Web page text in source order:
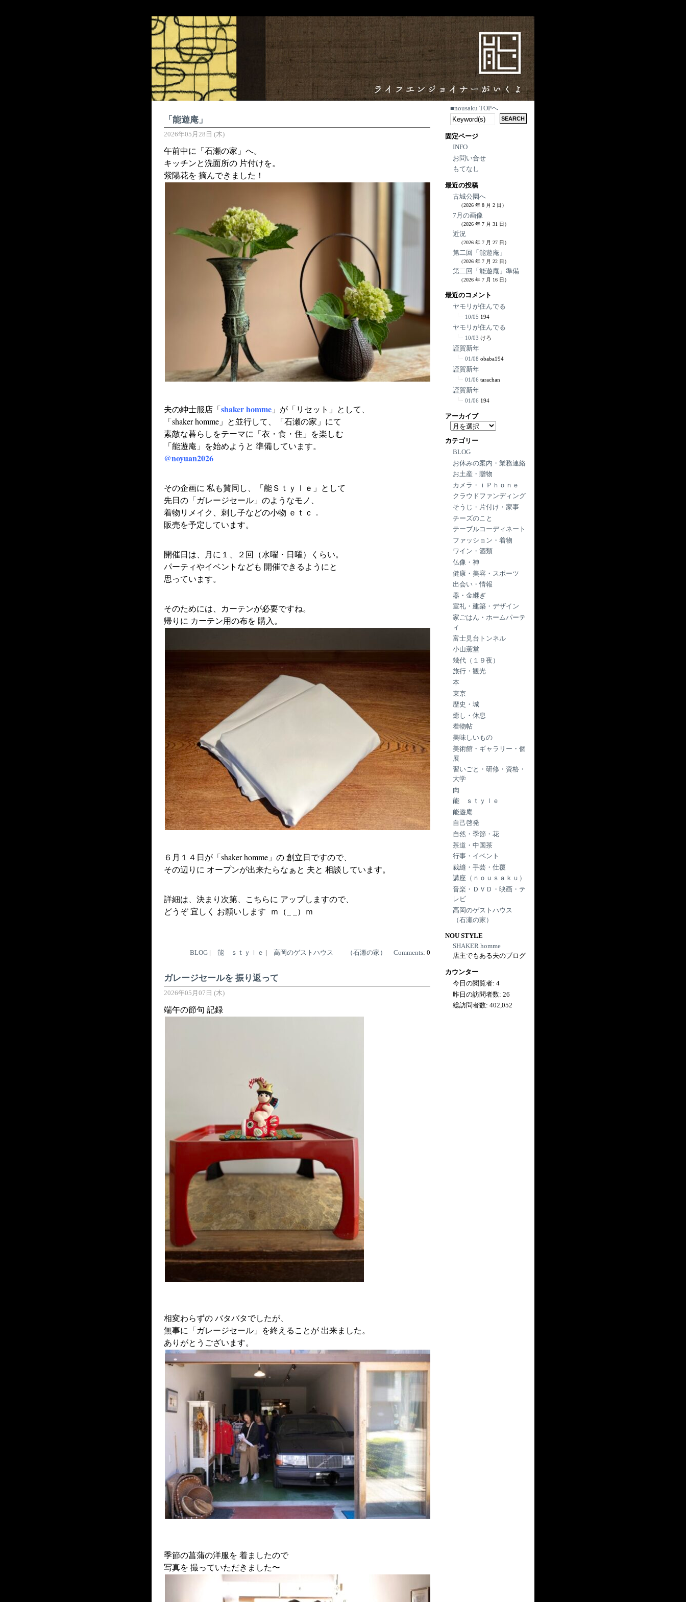
「能遊庵」
2026年05月28日 (木)
午前中に「石瀬の家」へ。
キッチンと洗面所の 片付けを。
紫陽花を 摘んできました！
夫の紳士服店「shaker homme 」が「リセット」として、
「shaker homme」と並行して、「石瀬の家」にて
素敵な暮らしをテーマに「衣・食・住」を楽しむ
「能遊庵」を始めようと 準備しています。
@noyuan2026
その企画に 私も賛同し、「能Ｓｔｙｌｅ」として
先日の「ガレージセール」のようなモノ、
着物リメイク、刺し子などの小物 ｅｔｃ．
販売を予定しています。
開催日は、月に１、２回（水曜・日曜）くらい。
パーティやイベントなども 開催できるようにと
思っています。
そのためには、カーテンが必要ですね。
帰りに カーテン用の布を 購入。
６月１４日が「shaker homme」の 創立日ですので、
その辺りに オープンが出来たらなぁと 夫と 相談しています。
詳細は、決まり次第、こちらに アップしますので、
どうぞ 宜しく お願いします ｍ（_ _）ｍ
BLOG | 能 ｓｔｙｌｅ | 高岡のゲストハウス （石瀬の家） Comments: 0
ガレージセールを 振り返って
2026年05月07日 (木)
端午の節句 記録
相変わらずの バタバタでしたが、
無事に「ガレージセール」を終えることが 出来ました。
ありがとうございます。
季節の菖蒲の洋服を 着ましたので
写真を 撮っていただきました〜
■nousaku TOPへ
固定ページ
INFO
お問い合せ
もてなし
最近の投稿
古城公園へ
（2026 年 8 月 2 日）
7月の画像
（2026 年 7 月 31 日）
近況
（2026 年 7 月 27 日）
第二回「能遊庵」
（2026 年 7 月 22 日）
第二回「能遊庵」準備
（2026 年 7 月 16 日）
最近のコメント
ヤモリが住んでる
10/05 194
ヤモリが住んでる
10/03 けろ
謹賀新年
01/08 obaba194
謹賀新年
01/06 tarachan
謹賀新年
01/06 194
アーカイブ
ア
カ
イ
ブ
カテゴリー
BLOG
お休みの案内・業務連絡
お土産・贈物
カメラ・ｉＰｈｏｎｅ
クラウドファンディング
そうじ・片付け・家事
チーズのこと
テーブルコーディネート
ファッション・着物
ワイン・酒類
仏像・神
健康・美容・スポーツ
出会い・情報
器・金継ぎ
室礼・建築・デザイン
家ごはん・ホームパーテ
ィ
富士見台トンネル
小山薫堂
幾代（１９夜）
旅行・観光
本
東京
歴史・城
癒し・休息
着物帖
美味しいもの
美術館・ギャラリー・個
展
習いごと・研修・資格・
大学
肉
能 ｓｔｙｌｅ
能遊庵
自己啓発
自然・季節・花
茶道・中国茶
行事・イベント
裁縫・手芸・仕覆
講座（ｎｏｕｓａｋｕ）
音楽・ＤＶＤ・映画・テ
レビ
高岡のゲストハウス
（石瀬の家）
NOU STYLE
SHAKER homme
店主でもある夫のブログ
カウンター
今日の閲覧者:4
昨日の訪問者数:26
総訪問者数:402,052